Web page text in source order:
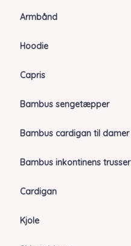
Armbånd
Hoodie
Capris
Bambus sengetæpper
Bambus cardigan til damer
Bambus inkontinens
Cardigan
Kjole